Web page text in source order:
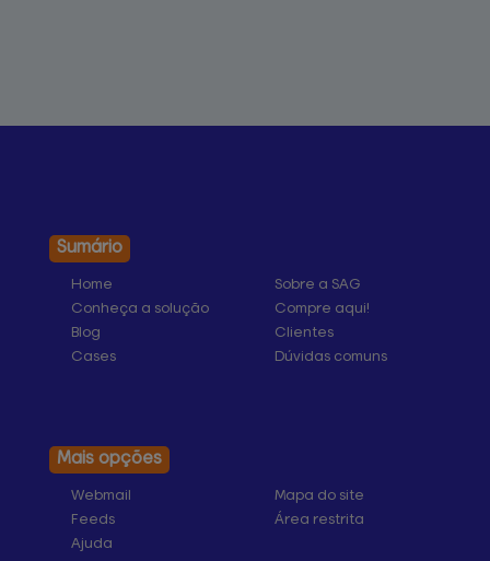
Sumário
Home
Conheça a solução
Blog
Cases
Sobre a SAG
Compre aqui!
Clientes
Dúvidas comuns
Mais opções
Webmail
Feeds
Ajuda
Mapa do site
Área restrita